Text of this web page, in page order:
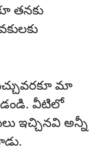
తనకు
మా
వీటిలో
ఇచ్చినవి అన్నీ